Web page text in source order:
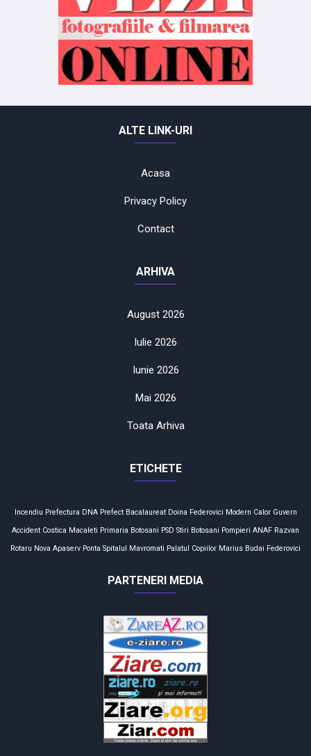
ALTE LINK-URI
Acasa
Privacy Policy
Contact
ARHIVA
August 2026
Iulie 2026
Iunie 2026
Mai 2026
Toata Arhiva
ETICHETE
Incendiu Prefectura DNA Prefect Bacalaureat Doina Federovici Modern Calor Guvern
Accident Costica Macaleti Primaria Botosani PSD Stiri Botosani Pompieri ANAF Razvan
Rotaru Nova Apaserv Ponta Spitalul Mavromati Palatul Copiilor Marius Budai Federovici
PARTENERI MEDIA